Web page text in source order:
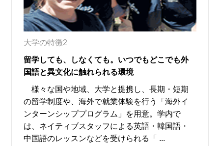
大学の特徴2
留学しても、しなくても。いつでもどこでも外
国語と異文化に触れられる環境
様々な国や地域、大学と提携し、長期・短期
の留学制度や、海外で就業体験を行う「海外イ
ンターンシッププログラム」を用意。学内で
は、ネイティブスタッフによる英語・韓国語・
中国語のレッスンなどを受けられる「 ...